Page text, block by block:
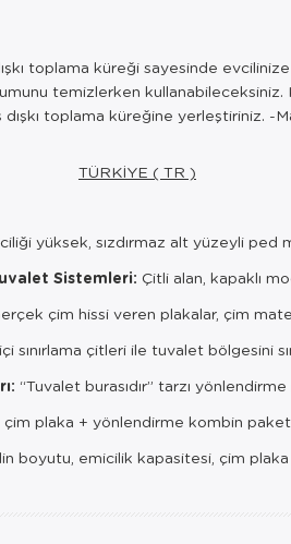
toplama küreği sayesinde
temizlerken kullanabileceksiniz.
toplama küreğine yerleştiriniz. -
TÜRKİYE ( TR )
yüksek, sızdırmaz alt yüzeyli ped
Sistemleri: Çitli alan, kapaklı
çim hissi veren plakalar, çim
sınırlama çitleri ile tuvalet bölgesini
“Tuvalet burasıdır” tarzı yönlendirme
çim plaka + yönlendirme kombin
boyutu, emicilik kapasitesi, çim